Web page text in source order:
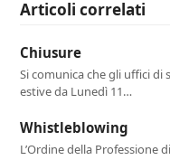
Articoli correlati
Chiusure
Si comunica che gli uffici
estive da Lunedì 11…
Whistleblowing
L’Ordine della Professione